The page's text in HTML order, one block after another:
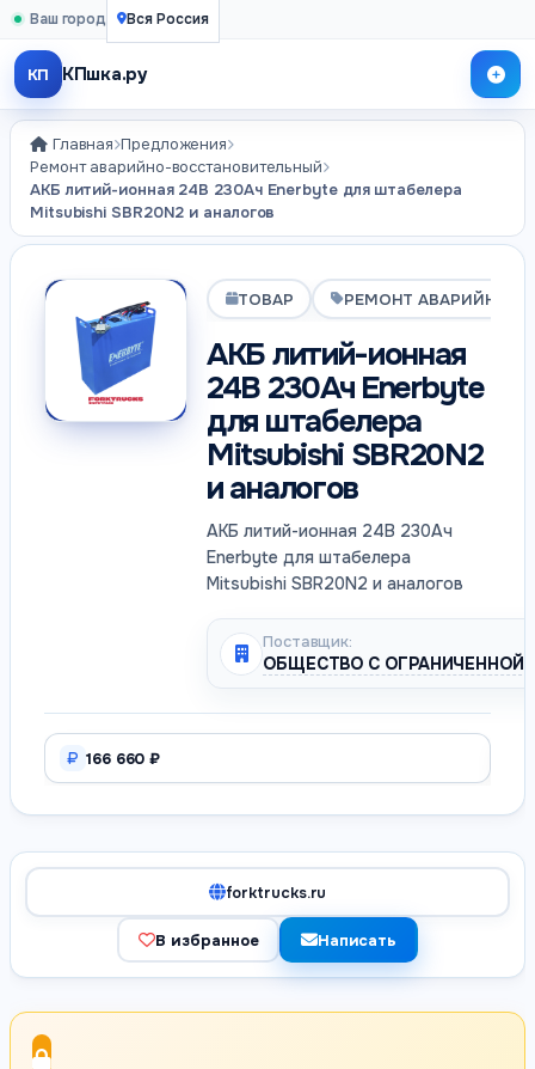
Ваш город Вся Россия
КП КПшка.ру
Главная Предложения
Ремонт аварийно-восстановительный
АКБ литий-ионная 24В 230Ач Enerbyte для штабелера
Mitsubishi SBR20N2 и аналогов
ТОВАР РЕМОНТ АВАРИЙНО-
АКБ литий-ионная
24В 230Ач Enerbyte
для штабелера
Mitsubishi SBR20N2
и аналогов
АКБ литий-ионная 24В 230Ач
Enerbyte для штабелера
Mitsubishi SBR20N2 и аналогов
Поставщик:
ОБЩЕСТВО С ОГРАНИЧЕННОЙ
166 660 ₽
forktrucks.ru
В избранное Написать